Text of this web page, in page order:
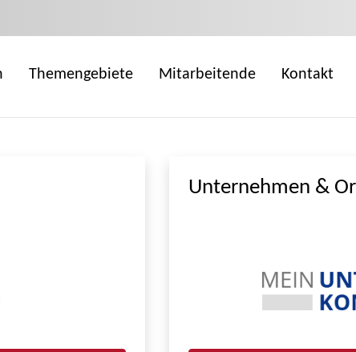
Themengebiete Mitarbeitende Kontakt
Unternehmen &